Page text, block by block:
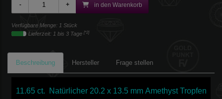
in den Warenkorb
Verfügbare Menge: 1 Stück
Lieferzeit: 1 bis 3 Tage [*2]
Beschreibung Hersteller Frage stellen
11.65 ct. Natürlicher 20.2 x 13.5 mm Amethyst Tropfen